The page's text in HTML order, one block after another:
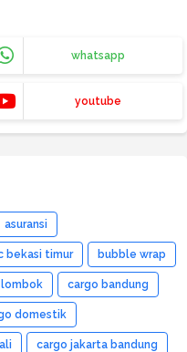
whatsapp
youtube
asuransi
bekasi timur bubble wrap
cargo bandung
domestik
cargo jakarta bandung